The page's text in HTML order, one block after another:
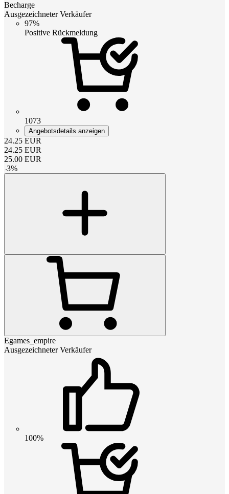
Becharge
Ausgezeichneter Verkäufer
97%
Positive Rückmeldung
1073
Angebotsdetails anzeigen
24.25 EUR
24.25 EUR
25.00 EUR
-3%
Egames_empire
Ausgezeichneter Verkäufer
100%